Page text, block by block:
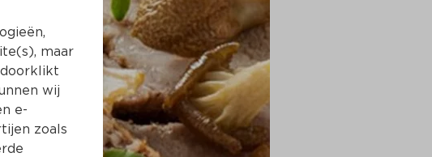
Boodschappenlijstjes
maar
wij
e-
zoals